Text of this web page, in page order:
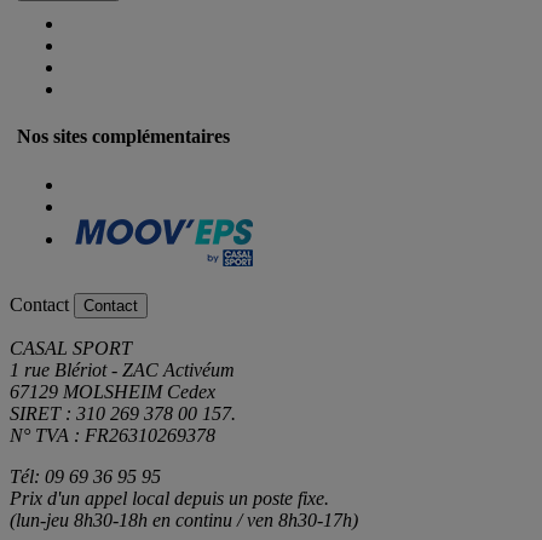
Nos sites complémentaires
Contact Contact
CASAL SPORT
1 rue Blériot - ZAC Activéum
67129 MOLSHEIM Cedex
SIRET : 310 269 378 00 157.
N° TVA : FR26310269378
Tél: 09 69 36 95 95
Prix d'un appel local depuis un poste fixe.
(lun-jeu 8h30-18h en continu / ven 8h30-17h)